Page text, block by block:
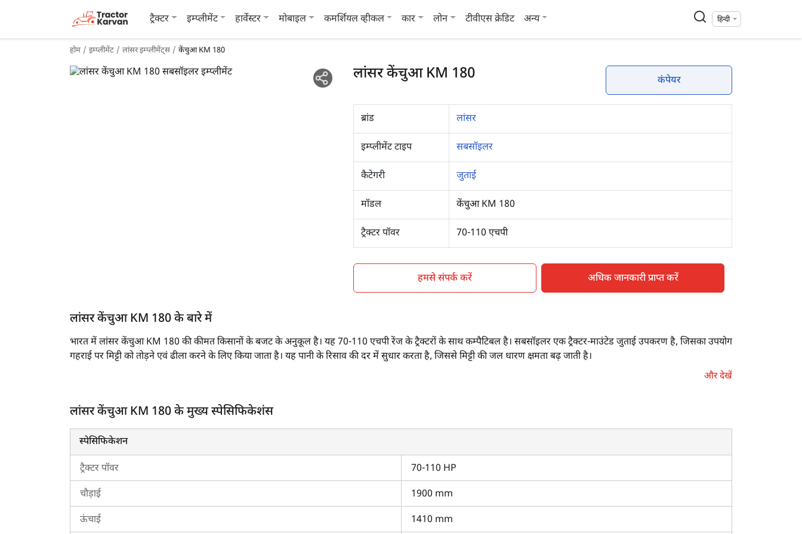
ट्रैक्टर इम्प्लीमेंट हार्वेस्टर मोबाइल कमर्शियल व्हीकल कार लोन टीवीएस क्रेडिट अन्य हिन्दी
होम इम्प्लीमेंट लांसर इम्प्लीमेंट्स केंचुआ KM 180
लांसर केंचुआ KM 180 कंपेयर
ब्रांड लांसर
इम्प्लीमेंट टाइप सबसॉइलर
कैटेगरी जुताई
मॉडल केंचुआ KM 180
ट्रैक्टर पॉवर 70-110 एचपी
हमसे संपर्क करें अधिक जानकारी प्राप्त करें
लांसर केंचुआ KM 180 के बारे में
भारत में लांसर केंचुआ KM 180 की कीमत किसानों के बजट के अनुकूल है। यह 70-110 एचपी रेंज के ट्रैक्टरों के साथ कम्पैटिबल है। सबसॉइलर एक ट्रैक्टर-माउंटेड जुताई उपकरण है, जिसका उपयोग
गहराई पर मिट्टी को तोड़ने एवं ढीला करने के लिए किया जाता है। यह पानी के रिसाव की दर में सुधार करता है, जिससे मिट्टी की जल धारण क्षमता बढ़ जाती है।
लांसर केंचुआ KM 180 एक 4 टाइन सबसॉइलर है।
इस मॉडल की अधिकतम वर्किंग डेप्थ 450 मिमी है।
यह 70-110 एचपी ट्रैक्टर जैसेन्यू हॉलैंड 5630 TX प्लस 4WD,न्यू हॉलैंड 5630 TX प्लसके साथ कम्पैटिबल है।
भारत में लांसर केंचुआ KM 180 की कीमत 2026 में कितनी है?
भारत में लांसर केंचुआ KM 180 की कीमत किसानों के बजट के अनुकूल है।
लांसर केंचुआ KM 180 खरीदने के लिए ट्रैक्टरकारवां को क्यों चुनें?
और देखें
लांसर केंचुआ KM 180 के मुख्य स्पेसिफिकेशंस
स्पेसिफिकेशन
ट्रैक्टर पॉवर 70-110 HP
चौड़ाई 1900 mm
ऊंचाई 1410 mm